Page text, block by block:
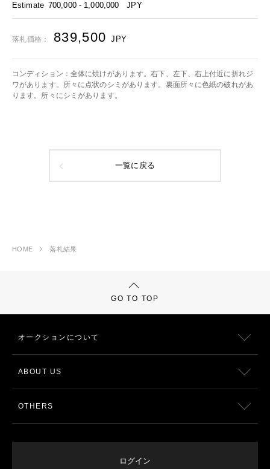
Estimate 700,000 - 1,000,000 JPY
落札価格： 839,500 JPY
コンディション：全体に焼けがあります。右下、左下、右上付近に折れジ
ワがあります。所々に点状のシミがあります。裏面所々に色紙の破れがあ
ります。所々にシミがあります。
一覧に戻る
HOME 落札結果
GO TO TOP
オークションについて
ABOUT US
OTHERS
ログイン